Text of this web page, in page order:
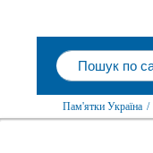
Пам'ятки Україна /